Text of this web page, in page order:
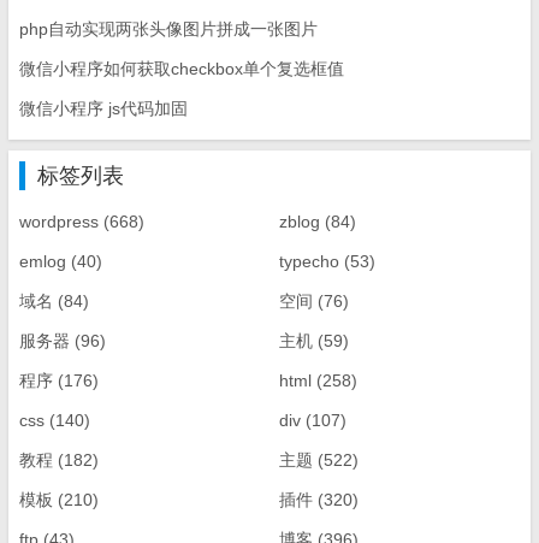
php自动实现两张头像图片拼成一张图片
微信小程序如何获取checkbox单个复选框值
微信小程序 js代码加固
标签列表
wordpress (668) zblog (84)
emlog (40) typecho (53)
域名 (84) 空间 (76)
服务器 (96) 主机 (59)
程序 (176) html (258)
css (140) div (107)
教程 (182) 主题 (522)
模板 (210) 插件 (320)